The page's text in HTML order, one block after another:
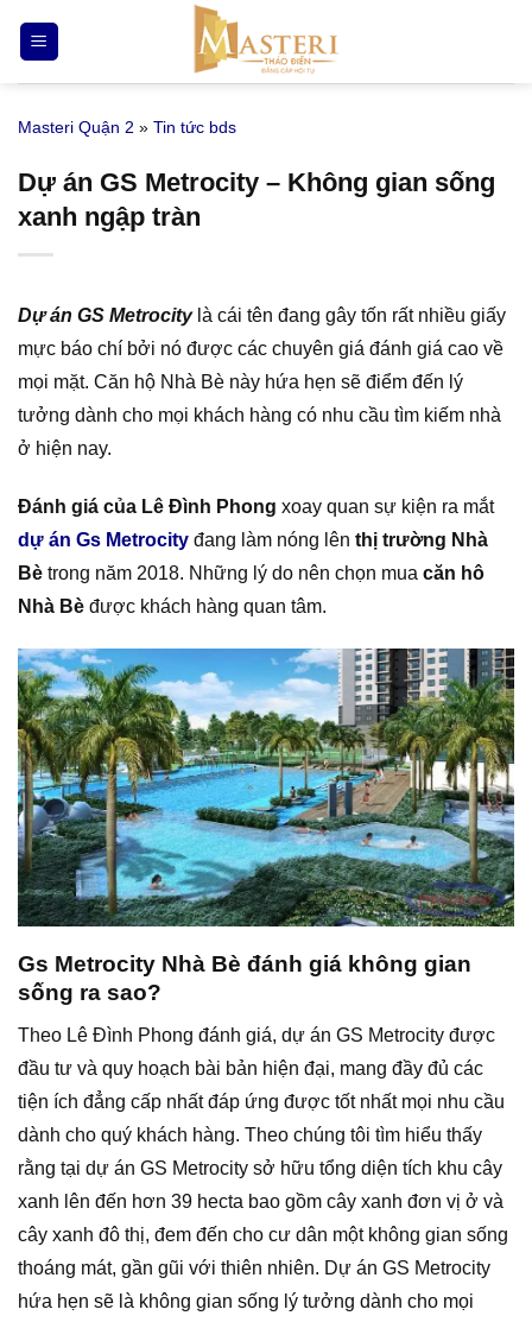
qua
nội
Masteri Quận 2 » Tin tức bds
Dự án GS Metrocity – Không gian sống
xanh ngập tràn
Dự án GS Metrocitylà cái tên đang gây tốn rất nhiều giấy
mực báo chí bởi nó được các chuyên giá đánh giá cao về
mọi mặt. Căn hộ Nhà Bè này hứa hẹn sẽ điểm đến lý
tưởng dành cho mọi khách hàng có nhu cầu tìm kiếm nhà
ở hiện nay.
Đánh giá của Lê Đình Phong xoay quan sự kiện ra mắt
dự án Gs Metrocity đang làm nóng lên thị trường Nhà
Bè trong năm 2018. Những lý do nên chọn mua căn hô
Nhà Bè được khách hàng quan tâm.
Gs Metrocity Nhà Bè đánh giá không gian
sống ra sao?
Theo Lê Đình Phong đánh giá, dự án GS Metrocity được
đầu tư và quy hoạch bài bản hiện đại, mang đầy đủ các
tiện ích đẳng cấp nhất đáp ứng được tốt nhất mọi nhu cầu
dành cho quý khách hàng. Theo chúng tôi tìm hiểu thấy
rằng tại dự án GS Metrocity sở hữu tổng diện tích khu cây
xanh lên đến hơn 39 hecta bao gồm cây xanh đơn vị ở và
cây xanh đô thị, đem đến cho cư dân một không gian sống
thoáng mát, gần gũi với thiên nhiên. Dự án GS Metrocity
hứa hẹn sẽ là không gian sống lý tưởng dành cho mọi